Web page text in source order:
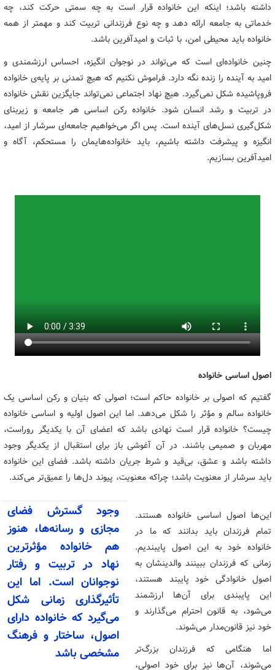
داشته باشد؛ اینکه این خانواده قرار است به چه سمتی حرکت کند، چه
خدماتی به جامعه ارائه دهد و چه نوع فرزندانی تربیت کند و مهمتر از همه
خانواده باید محیطی امن، با ثبات و امیدآفرین باشد.
چنین خانواده‌ای است که می‌تواند در نوجوان انگیزه، احساس ارزشمندی و
امید به آینده را زنده نگه دارد. فراموش نکنیم که هیچ تمدنی بر پایه‌ی خانواده
فروپاشیده شکل نمی‌گیرد. هیچ نهاد اجتماعی نمی‌تواند جایگزین نقش خانواده
در تربیت و رشد انسان شود. خانواده رکن اساسی هر جامعه و زیربنای
شکل‌گیری نسل‌های آینده است. پس اگر می‌خواهیم جامعه‌ای سرشار از امید،
انگیزه و پیشرفت داشته باشیم، باید خانواده‌هایمان را مستحکم، آگاه و
امیدآفرین بسازیم.
اصول اساسی خانواده
گفتیم که اصولی بر خانواده حاکم است؛ اصولی که بنیان و رکن اساسی یک
خانواده سالم و مؤثر را شکل می‌دهد. اما این اصول اولیه و اساسی خانواده
چیست؟ خانواده قرار است نهادی باشد که اعضای آن با یکدیگر روراست،
مهربان و صمیمی باشند. در آن آغوشی باز برای استقبال از یکدیگر وجود
داشته باشد و عشق، بی‌قید و شرط جریان داشته باشد. فضای این خانواده
باید سرشار از معنویت باشد؛ چراکه معنویت، پیوند دل‌ها را عمیق‌تر می‌کند.
وجود گسترش فضای
مجازی و رسانه‌ها، هنوز
هم خانواده مؤثرترین
نهاد در تربیت و رفتار
نوجوانان است. اما این
تأثیرگذاری زمانی شکل
می‌گیرد که خانواده دارای
اصول، ساختار و فرهنگ
مشخصی باشد
این‌ها اصول اساسی خانواده هستند.
تمام فرزندان باید بدانند که ما در
خانواده‌ خود به این اصول پایبندیم.
زمانی که فرزندان ببینند والدینشان به
اصول خانوادگی خود پایبند هستند،
این پایبندی برای آن‌ها ارزشمند
می‌شود، به قانون احترام می‌گذارند و
خود نیز قانون‌مدار می‌شوند.
اما هنگامی که فرزندان بزرگ‌تر
می‌شوند، آن‌ها نیز برای خود اصولی،